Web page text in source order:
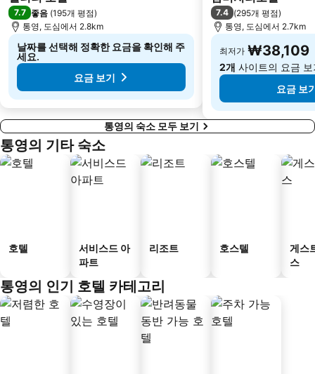
7.7 좋음 (195개 평점)
통영, 도심에서 2.8km
날짜를 선택해 정확한 요금을 확인해 주
세요.
요금 보기
7.4 (295개 평점)
통영, 도심에서 2.7km
최저가 ₩38,109
2개 사이트의 요금 보
요금 보
통영의 숙소 모두 보기
통영의 기타 숙소
호텔
서비스드 아
파트
리조트 호스텔
게스
스
통영의 인기 호텔 카테고리